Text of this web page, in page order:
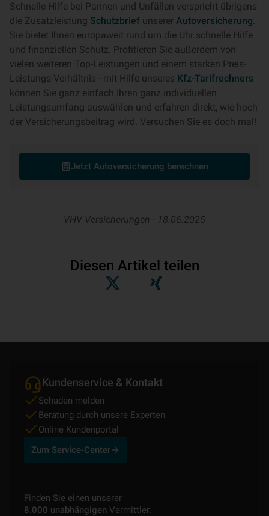
Schnelle Hilfe bei Pannen und Unfällen verspricht übrigens
die Zusatzleistung Schutzbrief unserer Autoversicherung.
Sie bietet Ihnen europaweit rund um die Uhr schnelle Hilfe
und finanziellen Schutz. Profitieren Sie außerdem von
vielen weiteren Top-Leistungen und einem starken Preis-
Leistungs-Verhältnis - mit Hilfe unseres Kfz-Tarifrechners
können Sie ganz einfach Ihren ganz individuellen
Leistungsumfang auswählen und erfahren direkt, wie hoch
der Versicherungsbeitrag wird. Versuchen Sie es doch mal!
Jetzt Autoversicherung berechnen
VHV Versicherungen - 18.06.2025
Diesen Artikel teilen
Kundenservice & Kontakt
Schaden melden
Beratung durch unsere Experten
Online Kundenportal
Zum Service-Center
Finden Sie einen unserer
8.000 unabhängigen Vermittler.